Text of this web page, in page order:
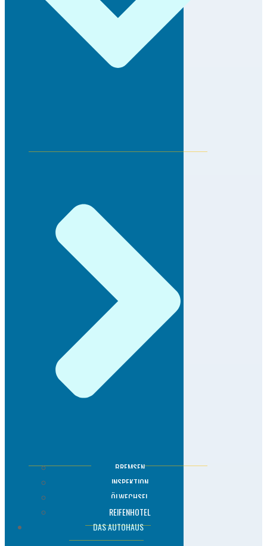
BREMSEN
INSPEKTION
ÖLWECHSEL
REIFENHOTEL
DAS AUTOHAUS